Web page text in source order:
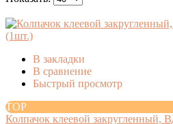
В закладки
В сравнение
Быстрый просмотр
TOP
Колпачок клеевой закругленный,